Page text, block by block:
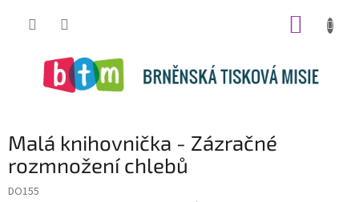
Malá knihovnička - Zázračné
rozmnožení chlebů
DO155